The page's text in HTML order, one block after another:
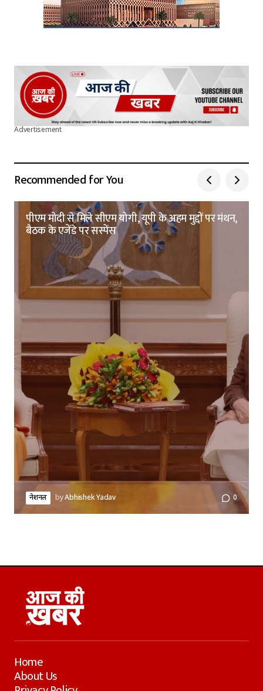
Advertisement
Recommended for You
पीएम मोदी से मिले सीएम योगी, यूपी के अहम मुद्दों पर मंथन,
बैठक के एजेंडे पर सस्पेंस
नेशनल byAbhishek Yadav 0
Home
About Us